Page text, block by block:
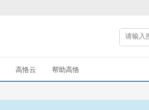
高恪云 帮助高恪